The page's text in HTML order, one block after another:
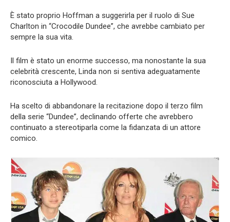
È stato proprio Hoffman a suggerirla per il ruolo di Sue
Charlton in “Crocodile Dundee”, che avrebbe cambiato per
sempre la sua vita.
Il film è stato un enorme successo, ma nonostante la sua
celebrità crescente, Linda non si sentiva adeguatamente
riconosciuta a Hollywood.
Ha scelto di abbandonare la recitazione dopo il terzo film
della serie “Dundee”, declinando offerte che avrebbero
continuato a stereotiparla come la fidanzata di un attore
comico.